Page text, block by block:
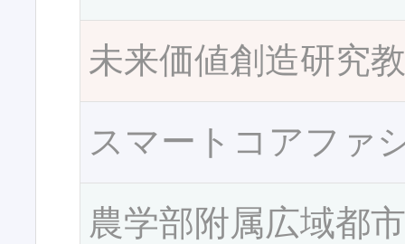
未来価値創造研究
スマートコアファ
農学部附属広域都